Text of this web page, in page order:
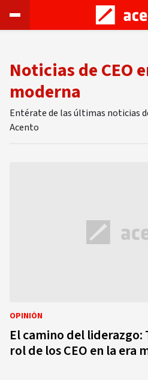
Noticias de CEO
moderna
Entérate de las últimas noticias
Acento
OPINIÓN
El camino del
rol de los CEO en la era